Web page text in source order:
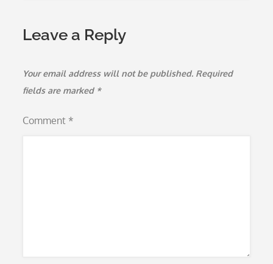
Leave a Reply
Your email address will not be published. Required
fields are marked *
Comment *